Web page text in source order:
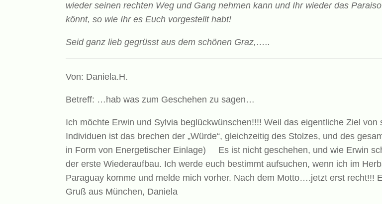
wieder seinen rechten Weg und Gang nehmen kann und Ihr wieder das
könnt, so wie Ihr es Euch vorgestellt habt!
Seid ganz lieb gegrüsst aus dem schönen Graz,…..
Von: Daniela.H.
Betreff: …hab was zum Geschehen zu sagen…
Ich möchte Erwin und Sylvia beglückwünschen!!!! Weil das eigentliche Ziel von
Individuen ist das brechen der „Würde“, gleichzeitig des Stolzes, und des
in Form von Energetischer Einlage) Es ist nicht geschehen, und wie Erwin
der erste Wiederaufbau. Ich werde euch bestimmt aufsuchen, wenn ich im
Paraguay komme und melde mich vorher. Nach dem Motto….jetzt erst recht!!!
Gruß aus München, Daniela